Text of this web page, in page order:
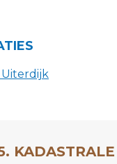
Uiterdijk